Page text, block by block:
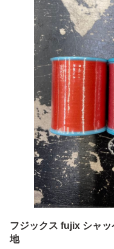
フジックス fujix シャ
地